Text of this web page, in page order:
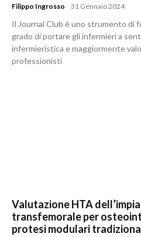
Filippo Ingrosso - 31 Gennaio 2024
Il Journal Club è uno strumento di
grado di portare gli infermieri a
infermieristica e maggiormente
professionisti
Valutazione HTA
transfemorale per
protesi modulari